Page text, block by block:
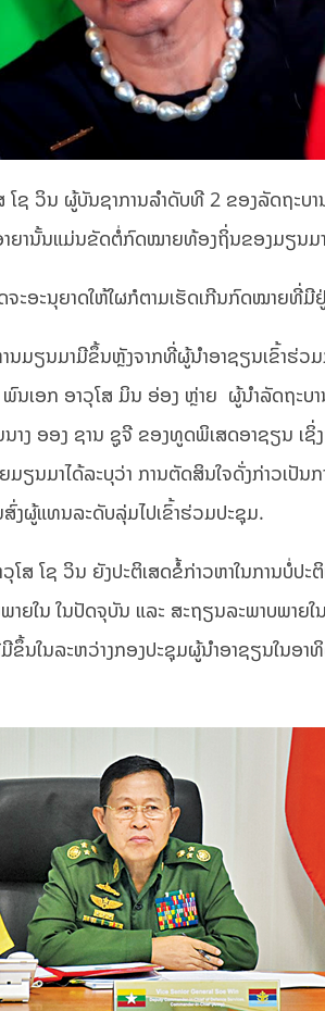
ໂຊ ວິນ ຜູ້ບັນຊາການລຳດັບທີ 2 ຂອງລັດຖະບ
ຍານັ້ນແມ່ນຂັດຕໍ່ກົດໝາຍທ້ອງຖິ່ນຂອງມຽນມ
ຈະອະນຸຍາດໃຫ້ໃຜກໍຕາມເຮັດເກີນກົດໝາຍທີ່
ນມຽນມາມີຂຶ້ນຫຼັງຈາກທີ່ຜູ້ນຳອາຊຽນເຂົ້າຮ່ວ
ພົນເອກ ອາວຸໂສ ມິນ ອ່ອງ ຫຼ່າຍ ຜູ້ນຳລັດຖະ
ນາງ ອອງ ຊານ ຊູຈີ ຂອງທູດພິເສດອາຊຽນ ເ
ມຽນມາໄດ້ລະບຸວ່າ ການຕັດສິນໃຈດັ່ງກ່າວເປັ
ງຜູ້ແທນລະດັບລຸ່ມໄປເຂົ້າຮ່ວມປະຊຸມ.
ໂສ ໂຊ ວິນ ຍັງປະຕິເສດຂໍ້ກ່າວຫາໃນການບໍ່
າຍໃນ ໃນປັດຈຸບັນ ແລະ ສະຖຽນລະພາບພາຍ
ນໃນລະຫວ່າງກອງປະຊຸມຜູ້ນຳອາຊຽນໃນອ